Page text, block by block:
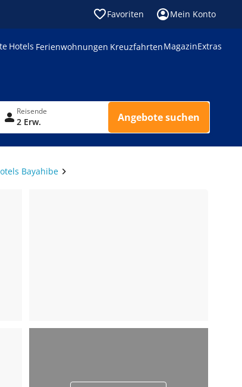
Favoriten Mein Konto
Hotels Ferienwohnungen KreuzfahrtenMagazinExtras
Reisende
2 Erw. Angebote suchen
Bayahibe